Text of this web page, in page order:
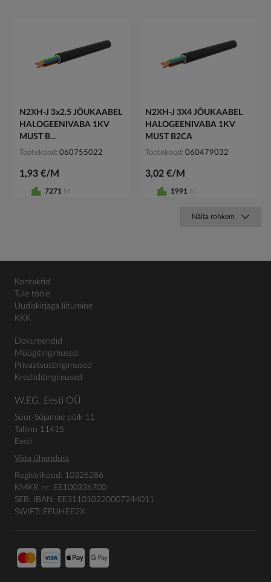
N2XH-J 3x2.5 JÕUKAABEL
HALOGEENIVABA 1KV
MUST B...
Tootekood 060755022
1,93 €/M
7271 M
N2XH-J 3X4 JÕUKAABEL
HALOGEENIVABA 1KV
MUST B2CA
Tootekood 060479032
3,02 €/M
1991 M
Näita rohkem
Kontaktid
Tule tööle
Uudiskirjaga liitumine
KKK
Dokumendid
Müügitingimused
Privaatsustingimused
Krediiditingimused
W.EG. Eesti OÜ
Suur-Sõjamäe põik 11
Tallinn 11415
Eesti
Võta ühendust
Registrikood: 10326286
KMKR nr: EE100336700
SEB: IBAN: EE311010220007244011
SWIFT: EEUHEE2X